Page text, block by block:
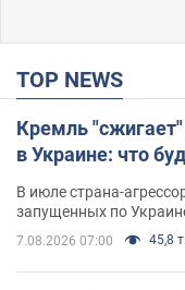
TOP NEWS
Кремль
в Украине: что
В июле страна-
запущенных по
7.08.2026 07:00 45,8 т.